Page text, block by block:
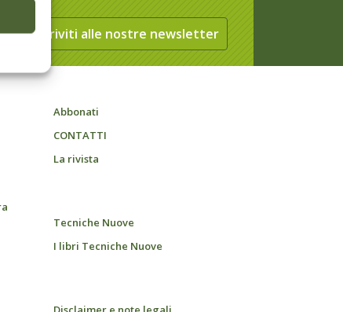
Iscriviti alle nostre newsletter
Abbonati
CONTATTI
La rivista
Tecniche Nuove
I libri Tecniche Nuove